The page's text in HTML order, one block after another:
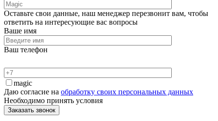
Оставьте свои данные, наш менеджер перезвонит вам, чтобы
ответить на интересующие вас вопросы
Ваше имя
Ваш телефон
magic
Даю согласие на обработку своих персональных данных
Необходимо принять условия